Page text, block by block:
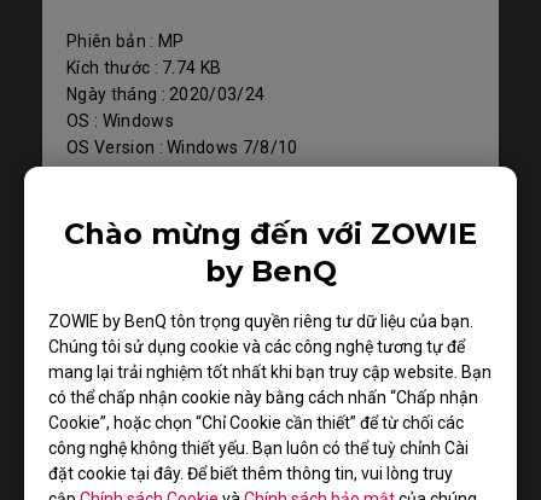
Chào mừng đến với ZOWIE
by BenQ
ZOWIE by BenQ tôn trọng quyền riêng tư dữ liệu của bạn.
Chúng tôi sử dụng cookie và các công nghệ tương tự để
mang lại trải nghiệm tốt nhất khi bạn truy cập website. Bạn
có thể chấp nhận cookie này bằng cách nhấn “Chấp nhận
Cookie”, hoặc chọn “Chỉ Cookie cần thiết” để từ chối các
công nghệ không thiết yếu. Bạn luôn có thể tuỳ chỉnh Cài
đặt cookie tại đây. Để biết thêm thông tin, vui lòng truy
Phiên bản : MP
Kích thước : 7.74 KB
Ngày tháng : 2020/03/24
OS : Windows
OS Version : Windows 7/8/10
Hướng dẫn sử dụng
Hỗ trợ - Tải xuống - Hướng dẫn sử dụng
XL2546S